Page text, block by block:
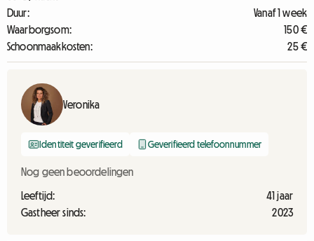
Duur:
Vanaf 1 week
Waarborgsom:
150 €
Schoonmaakkosten:
25 €
Veronika
Identiteit geverifieerd Geverifieerd telefoonnummer
Nog geen beoordelingen
Leeftijd:
41 jaar
Gastheer sinds:
2023